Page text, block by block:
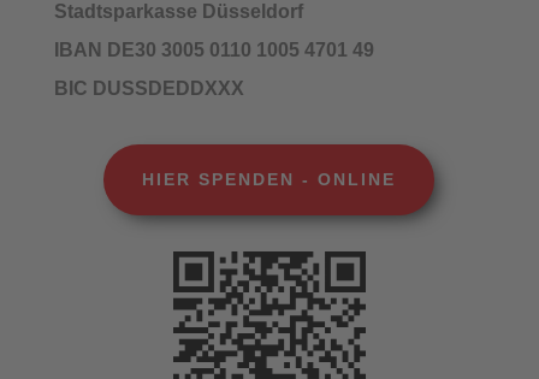
Stadtsparkasse Düsseldorf
IBAN DE30 3005 0110 1005 4701 49
BIC DUSSDEDDXXX
HIER SPENDEN - ONLINE